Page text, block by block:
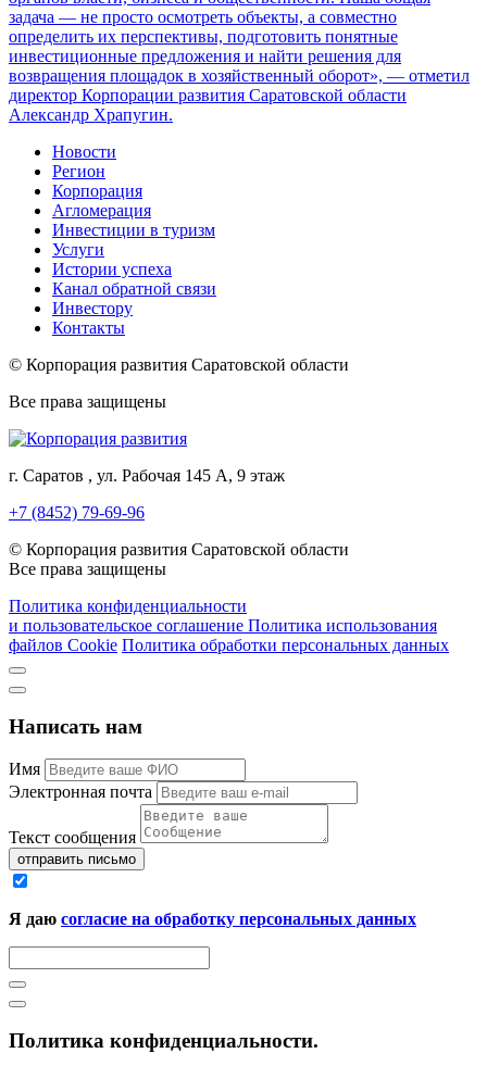
задача — не просто осмотреть объекты, а совместно
определить их перспективы, подготовить понятные
инвестиционные предложения и найти решения для
возвращения площадок в хозяйственный оборот», — отметил
директор Корпорации развития Саратовской области
Александр Храпугин.
Новости
Регион
Корпорация
Агломерация
Инвестиции в туризм
Услуги
Истории успеха
Канал обратной связи
Инвестору
Контакты
© Корпорация развития Саратовской области
Все права защищены
г. Саратов , ул. Рабочая 145 А, 9 этаж
+7 (8452) 79-69-96
© Корпорация развития Саратовской области
Все права защищены
Политика конфиденциальности
и пользовательское соглашение Политика использования
файлов Cookie Политика обработки персональных данных
Написать нам
Имя
Электронная почта
Текст сообщения
отправить письмо
Я даю согласие на обработку персональных данных
Политика конфиденциальности.